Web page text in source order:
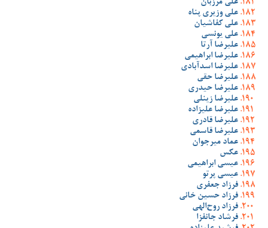
علی مرزبان
علی وزیری پناه
علی کفاشیان
علی یونسی
علیرضا آرتا
علیرضا ابراهیمی
علیرضا اسدآبادی
علیرضا حقی
علیرضا حیدری
علیرضا زینلی
علیرضا علیزاده
علیرضا قادری
علیرضا قاسمی
عماد میرجوان
عکس
عیسی ابراهیمی
عیسی پرتو
فرزاد جعفری
فرزاد حسین خانی
فرزاد روح‌الهی
فرشاد جانفزا